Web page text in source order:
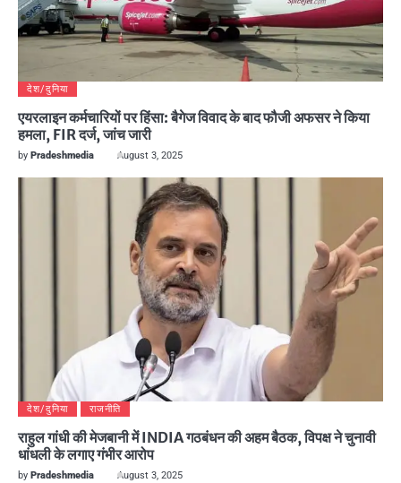
देश/दुनिया
एयरलाइन कर्मचारियों पर हिंसा: बैगेज विवाद के बाद फौजी अफसर ने किया
हमला, FIR दर्ज, जांच जारी
by Pradeshmedia August 3, 2025
देश/दुनिया राजनीति
राहुल गांधी की मेजबानी में INDIA गठबंधन की अहम बैठक, विपक्ष ने चुनावी
धांधली के लगाए गंभीर आरोप
by Pradeshmedia August 3, 2025